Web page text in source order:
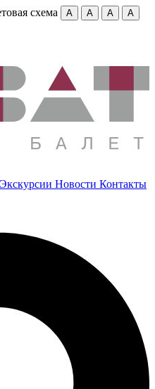
схема A A A
A
Экскурсии Новости Контакты